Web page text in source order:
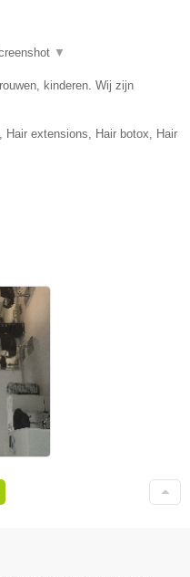
▼
kinderen. Wij zijn
extensions, Hair botox, Hair